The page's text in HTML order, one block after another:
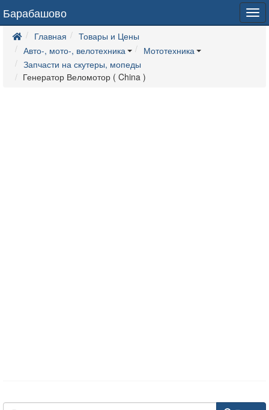
Барабашово
Главная
Товары и Цены
Авто-, мото-, велотехника
Мототехника
Запчасти на скутеры, мопеды
Генератор Веломотор ( China )